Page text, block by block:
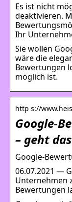
Es ist nicht
deaktivieren.
Ihr
Sie wollen
wäre die
Bewertungen
möglich ist.
http s://
Google-
– geht
Google-
06.07.2021 —
Unternehmen
Bewertungen